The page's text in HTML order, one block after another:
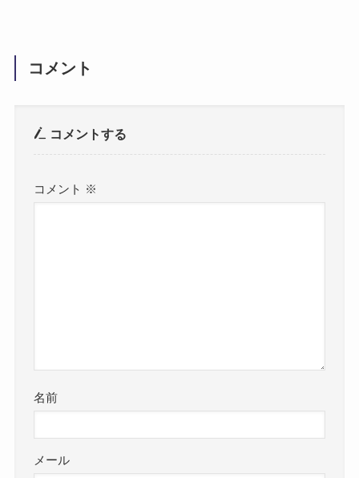
コメント
コメントする
コメント ※
名前
メール